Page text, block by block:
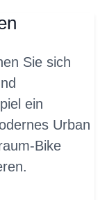
Sie sich
ein
Urban
Bike